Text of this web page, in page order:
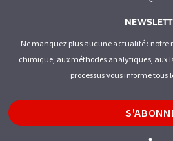
Ne manquez plus aucune actualité : notre
chimique, aux méthodes analytiques, aux
processus vous informe tous